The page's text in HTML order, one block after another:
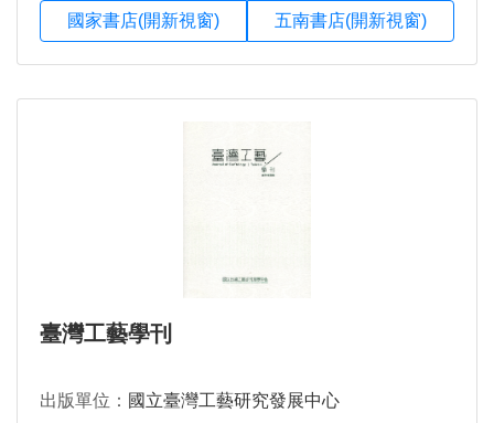
國家書店(開新視窗) 五南書店(開新視窗)
臺灣工藝學刊
出版單位： 國立臺灣工藝研究發展中心